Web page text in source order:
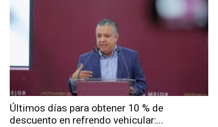
Últimos días para obtener 10 % de
descuento en refrendo vehicular:...